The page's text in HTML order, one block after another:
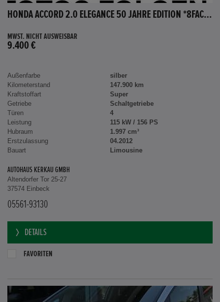
HONDA ACCORD 2.0 ELEGANCE 50 JAHRE EDITION *8FACH BEREIFT*
MWST. NICHT AUSWEISBAR
9.400 €
Außenfarbe
silber
Kilometerstand
147.900 km
Kraftstoffart
Super
Getriebe
Schaltgetriebe
Türen
4
Leistung
115 kW / 156 PS
Hubraum
1.997 cm³
Erstzulassung
04.2012
Bauart
Limousine
AUTOHAUS KERKAU GMBH
Altendorfer Tor 25-27
37574 Einbeck
05561-93130
DETAILS
FAVORITEN